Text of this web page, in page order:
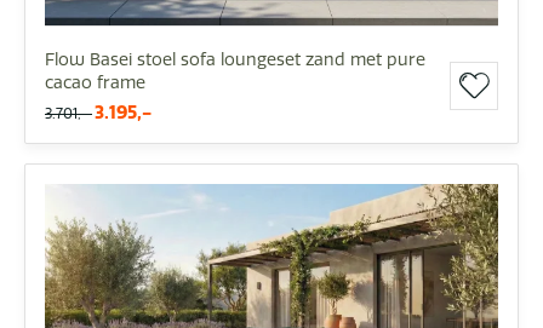
Flow Basei stoel sofa loungeset zand met pure
cacao frame
3.701,- 3.195,-